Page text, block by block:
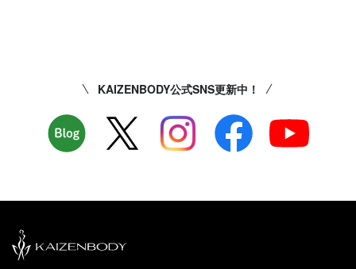
KAIZENBODY公式SNS更新中！